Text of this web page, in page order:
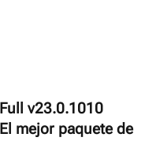
v23.0.1010
mejor paquete de